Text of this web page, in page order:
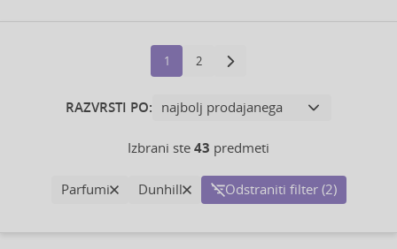
1 2
RAZVRSTI PO:
Izbrani ste 43 predmeti
Parfumi Dunhill Odstraniti filter (2)